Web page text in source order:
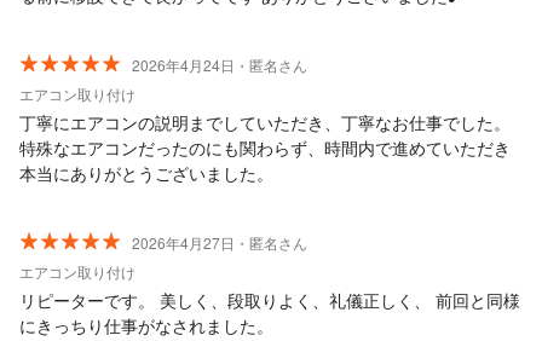
2026年4月24日・匿名さん
エアコン取り付け
丁寧にエアコンの説明までしていただき、丁寧なお仕事でした。
特殊なエアコンだったのにも関わらず、時間内で進めていただき
本当にありがとうございました。
2026年4月27日・匿名さん
エアコン取り付け
リピーターです。 美しく、段取りよく、礼儀正しく、 前回と同様
にきっちり仕事がなされました。